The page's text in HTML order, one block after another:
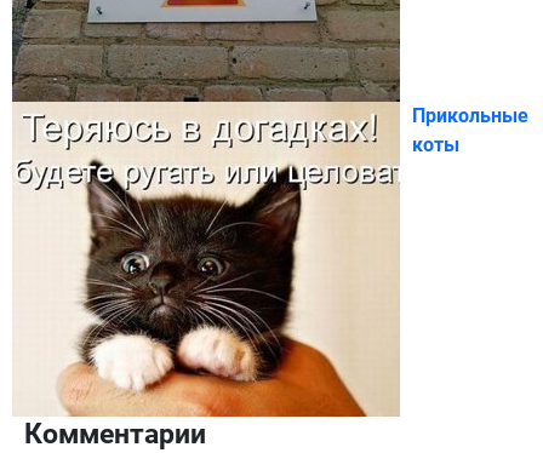
Прикольные
коты
Комментарии